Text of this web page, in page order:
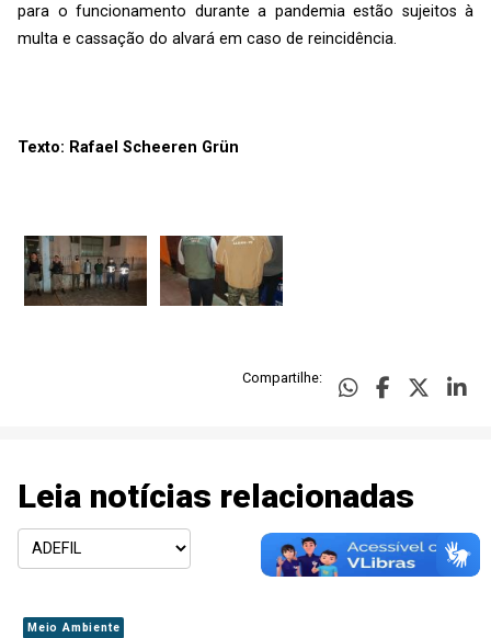
para o funcionamento durante a pandemia estão sujeitos à
multa e cassação do alvará em caso de reincidência.
Texto: Rafael Scheeren Grün
Compartilhe:
Leia notícias relacionadas
Meio Ambiente